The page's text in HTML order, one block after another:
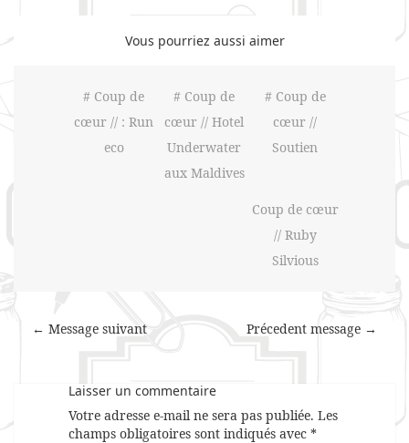
Vous pourriez aussi aimer
# Coup de
cœur // : Run
eco
# Coup de
cœur // Hotel
Underwater
aux Maldives
# Coup de
cœur //
Soutien
Coup de cœur
// Ruby
Silvious
Précedent message →
← Message suivant
Laisser un commentaire
Votre adresse e-mail ne sera pas publiée. Les
champs obligatoires sont indiqués avec *